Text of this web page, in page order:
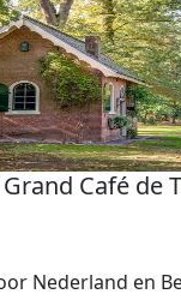
Café de
Nederland en